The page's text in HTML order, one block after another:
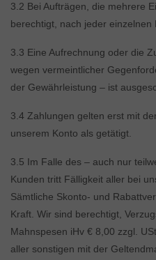
3.2 Bei Aufträgen, die mehrere
berechtigt, nach jeder einzelnen
3.3 Eine Aufrechnung oder die
wegen vermeintlicher
der Gewährleistung – ist
3.4 Zahlungen gelten erst mit
unserem Konto als getätigt.
3.5 Im Falle des – auch nur
Kunden tritt Fälligkeit aller bei
Sämtliche Skonto- und
Kraft. Wir sind berechtigt,
Mahnspesen iHv € 8,00 zzgl.
aller sonstigen mit der